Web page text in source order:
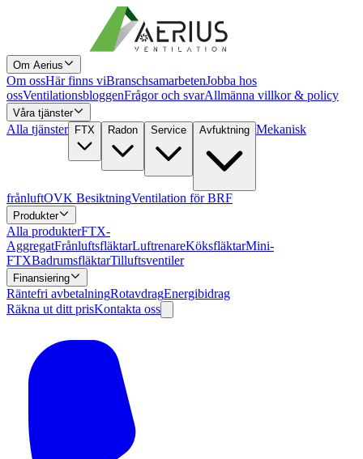
Om Aerius
Om ossHär finns viBranschsamarbetenJobba hos
ossVentilationsbloggenFrågor och svarAllmänna villkor & policy
Våra tjänster
Alla tjänster FTX Radon Service Avfuktning Mekanisk
frånluftOVK BesiktningVentilation för BRF
Produkter
Alla produkterFTX-
AggregatFrånluftsfläktarLuftrenareKöksfläktarMini-
FTXBadrumsfläktarTilluftsventiler
Finansiering
Räntefri avbetalningRotavdragEnergibidrag
Räkna ut ditt prisKontakta oss